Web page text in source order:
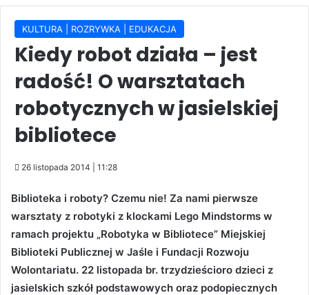
KULTURA | ROZRYWKA | EDUKACJA
Kiedy robot działa – jest
radość! O warsztatach
robotycznych w jasielskiej
bibliotece
26 listopada 2014 | 11:28
Biblioteka i roboty? Czemu nie! Za nami pierwsze
warsztaty z robotyki z klockami Lego Mindstorms w
ramach projektu „Robotyka w Bibliotece” Miejskiej
Biblioteki Publicznej w Jaśle i Fundacji Rozwoju
Wolontariatu. 22 listopada br. trzydzieścioro dzieci z
jasielskich szkół podstawowych oraz podopiecznych